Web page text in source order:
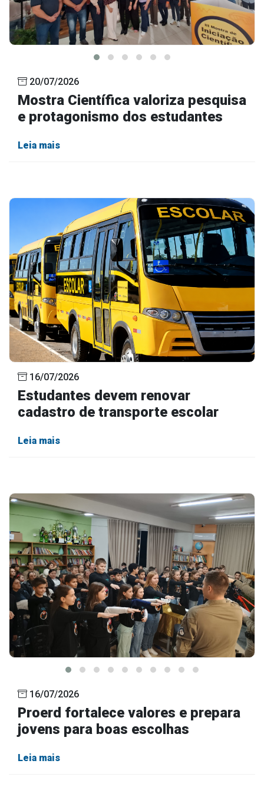
20/07/2026
Mostra Científica valoriza pesquisa
e protagonismo dos estudantes
Leia mais
16/07/2026
Estudantes devem renovar
cadastro de transporte escolar
Leia mais
16/07/2026
Proerd fortalece valores e prepara
jovens para boas escolhas
Leia mais